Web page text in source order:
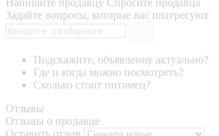
Задайте вопросы, которые вас интересуют
Подскажите, объявление актуально?
Где и когда можно посмотреть?
Сколько стоит питомец?
Отзывы
Отзывы о продавце